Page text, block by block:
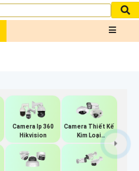
Camera Ip 360
Hikvision
Camera Thiết Kế
Kim Loại
Hikvision